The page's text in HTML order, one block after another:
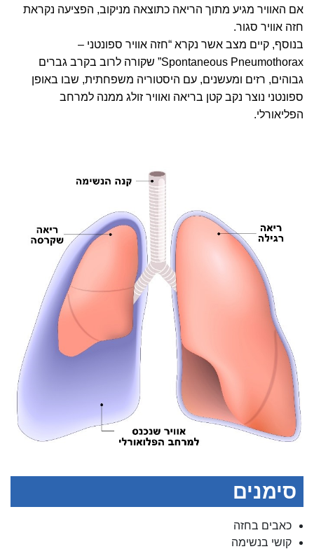
אם האוויר מגיע מתוך הריאה כתוצאה מניקוב, הפציעה נקראת
חזה אוויר סגור.
בנוסף, קיים מצב אשר נקרא “חזה אוויר ספונטני –
Spontaneous Pneumothorax” שקורה לרוב בקרב גברים
גבוהים, רזים ומעשנים, עם היסטוריה משפחתית, שבו באופן
ספונטני נוצר נקב קטן בריאה ואוויר זולג ממנה למרחב
הפליאורלי.
סימנים
כאבים בחזה
קושי בנשימה